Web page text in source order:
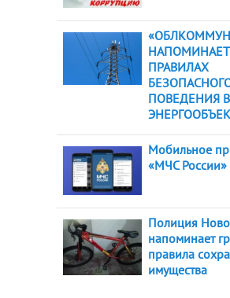
ПРАВИЛАХ
ПОВЕДЕНИЯ
Мобильное
«МЧС России»
Полиция
напоминает
правила
имущества